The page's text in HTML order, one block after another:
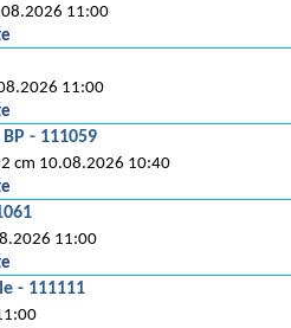
11:00
11:00
- 111059
cm 10.08.2026 10:40
11:00
- 111111